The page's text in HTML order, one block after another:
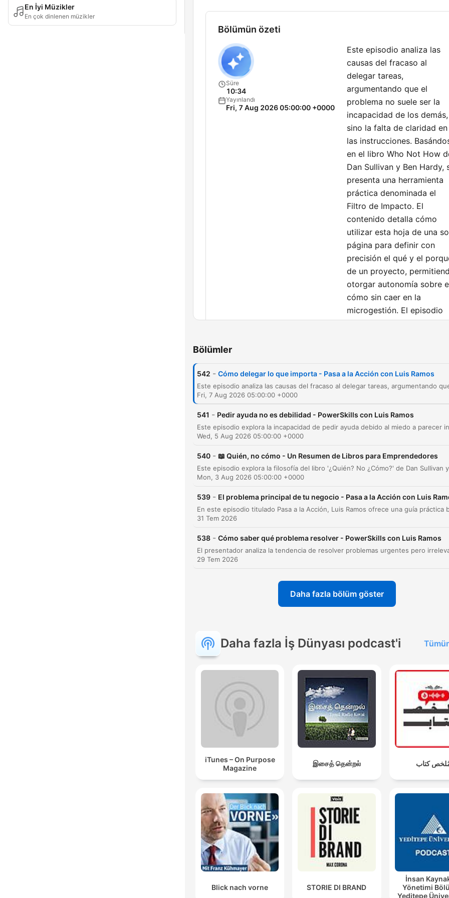
En İyi Müzikler
En çok dinlenen müzikler
Bölümün özeti
Süre
10:34
Yayınlandı
Fri, 7 Aug 2026 05:00:00 +0000
Este episodio analiza las
causas del fracaso al
delegar tareas,
argumentando que el
problema no suele ser la
incapacidad de los demás,
sino la falta de claridad en
las instrucciones.
en el libro Who Not How
Dan Sullivan y Ben Hardy,
presenta una herramienta
práctica denominada el
Filtro de Impacto. El
contenido detalla cómo
utilizar esta hoja de una
página para definir con
precisión el qué y el
de un proyecto,
otorgar autonomía sobre
cómo sin caer en la
microgestión. El episodio
como en la gestión de
proyectos personales.
Bölümler
00:00:00 El problema de delegar mal
00:00:30
Introducción al libro Who Not How y la falta de
claridad
00:02:09 Autonomía frente a claridad de objetivos
00:03:34
y autonomía en el cómo
00:04:12
Las siete preguntas del Filtro de Impacto
El uso del filtro para la toma de decisiones
Conclusión y reflexión final
Doğrudan o ana gitmek için bir bölüme tıklayın
Öne çıkanlar
El problema es que le diste un encargo borroso, por
llamarlo así. No le diste claridad.
00:00:30 · El locutor identifica la verdadera causa de la
frustración al delegar tareas.
Un equipo con mucha autonomía, pero poca
autonomía.
00:02:09 · Se explica el riesgo de dar libertad sin dirección
Lo que de verdad funciona en estos casos es la
combinatoria. Vamos a combinar claridad total sobre
qué y autonomía sobre el cómo.
00:03:34 · Se presenta la estrategia fundamental para una
Bölümler
542 - Cómo delegar lo que importa - Pasa a la Acción con Luis Ramos
Fri, 7 Aug 2026 05:00:00 +0000
541 - Pedir ayuda no es debilidad - PowerSkills con Luis Ramos
Wed, 5 Aug 2026 05:00:00 +0000
540 - 📖 Quién, no cómo - Un Resumen de Libros para Emprendedores
Mon, 3 Aug 2026 05:00:00 +0000
539 - El problema principal de tu negocio - Pasa a la Acción con Luis
31 Tem 2026
538 - Cómo saber qué problema resolver - PowerSkills con Luis Ramos
29 Tem 2026
Daha fazla bölüm göster
Daha fazla İş Dünyası podcast'i
iTunes – On Purpose
Magazine
இசைத் தென்றல் كتاب
Blick nach vorne STORIE DI BRAND
İnsan
Yönetimi
Yeditepe